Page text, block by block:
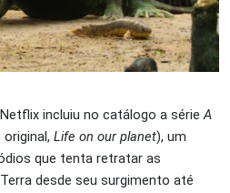
incluiu no catálogo a sérieA
Life on our planet), um
que tenta retratar as
desde seu surgimento até